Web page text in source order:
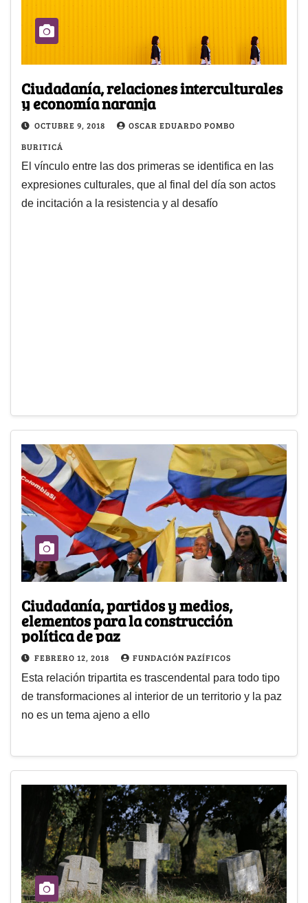
Ciudadanía, relaciones interculturales
y economía naranja
OCTUBRE 9, 2018
OSCAR EDUARDO POMBO
BURITICÁ
El vínculo entre las dos primeras se identifica en las
expresiones culturales, que al final del día son actos
de incitación a la resistencia y al desafío
Ciudadanía, partidos y medios,
elementos para la construcción
política de paz
FEBRERO 12, 2018 FUNDACIÓN PAZÍFICOS
Esta relación tripartita es trascendental para todo tipo
de transformaciones al interior de un territorio y la paz
no es un tema ajeno a ello